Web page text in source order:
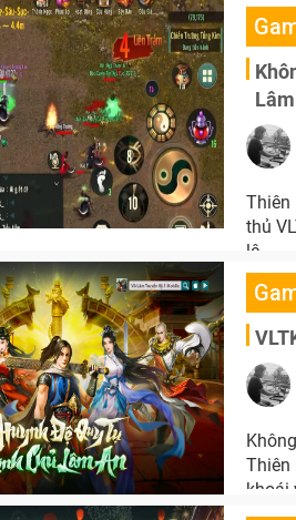
thủ
lệ.
khoái